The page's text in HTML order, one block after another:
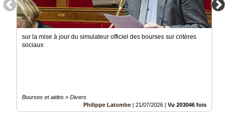
sur la mise à jour du simulateur officiel des bourses sur critères
sociaux
Bourses et aides » Divers
Philippe Latombe
21/07/2026 Vu 203046 fois